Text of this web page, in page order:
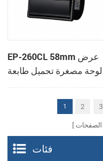
EP-260CL 58mm عرض
لوحة مصغرة تحميل طابعة
حرارية مع لصناعة
السيارات في القاطع
1 2 3
الصفحات
فئات